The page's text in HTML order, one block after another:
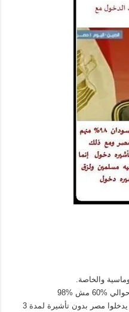
والخاصة.
مش %98
ثالثا مواطنين شمال السودان ممكن يدخلوا مصر بدون تأشيرة لمدة 3